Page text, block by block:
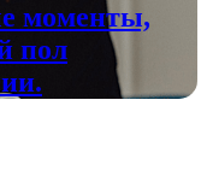
моменты,
пол